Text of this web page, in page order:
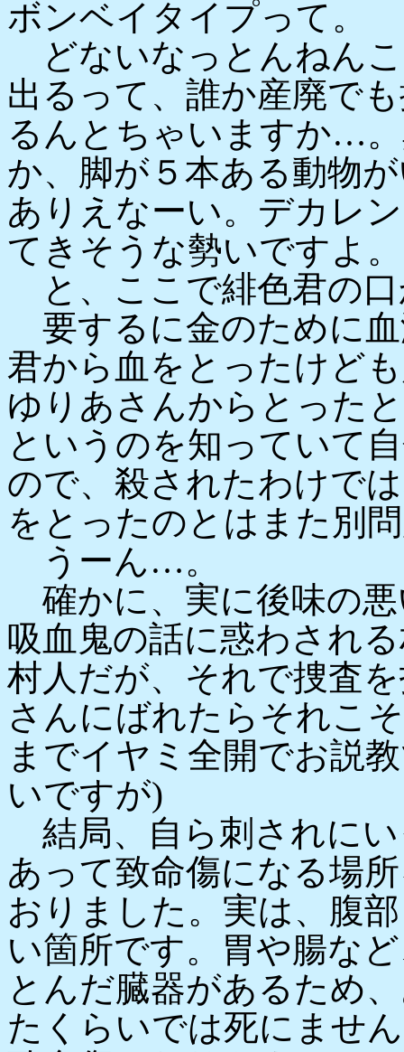
ボンベイタイプって。
どないなっとんねん
出るって、誰か産廃で
るんとちゃいますか…
か、脚が５本ある動物
ありえなーい。デカレ
てきそうな勢いですよ。
と、ここで緋色君の
要するに金のために
君から血をとったけど
ゆりあさんからとった
というのを知っていて
ので、殺されたわけで
をとったのとはまた別
うーん…。
確かに、実に後味の
吸血鬼の話に惑わされ
村人だが、それで捜査
さんにばれたらそれこ
までイヤミ全開でお説
いですが)
結局、自ら刺されに
あって致命傷になる場
おりました。実は、腹
い箇所です。胃や腸な
とんだ臓器があるため
たくらいでは死にませ